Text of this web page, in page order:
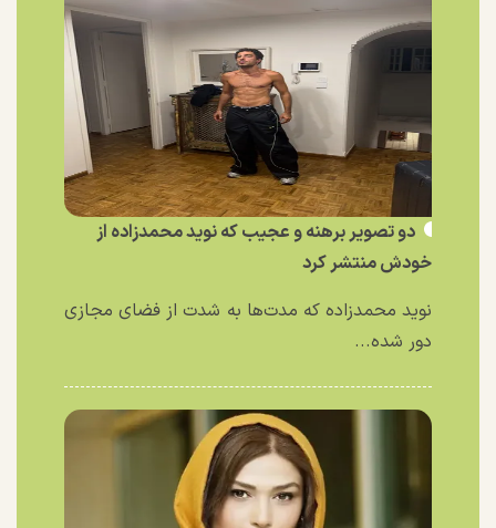
دو تصویر برهنه و عجیب که نوید محمدزاده از
خودش منتشر کرد
نوید محمدزاده که مدت‌ها به شدت از فضای مجازی
دور شده...